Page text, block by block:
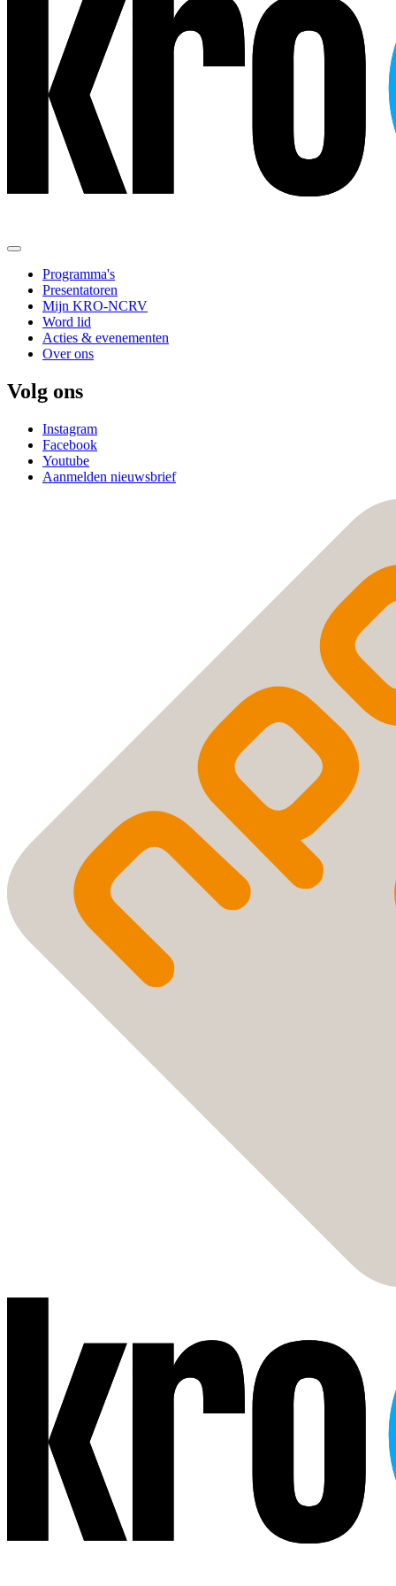
Programma's
Presentatoren
Mijn KRO-NCRV
Word lid
Acties & evenementen
Over ons
Volg ons
Instagram
Facebook
Youtube
Aanmelden nieuwsbrief